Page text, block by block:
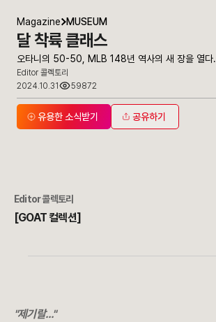
Magazine MUSEUM
달 착륙 클래스
오타니의 50-50, MLB 148년 역사의 새 장을 열다.
Editor 콜렉토리
2024.10.31
59872
유용한 소식받기 공유하기
Editor 콜렉토리
[GOAT 컬렉션]
"제기랄..."